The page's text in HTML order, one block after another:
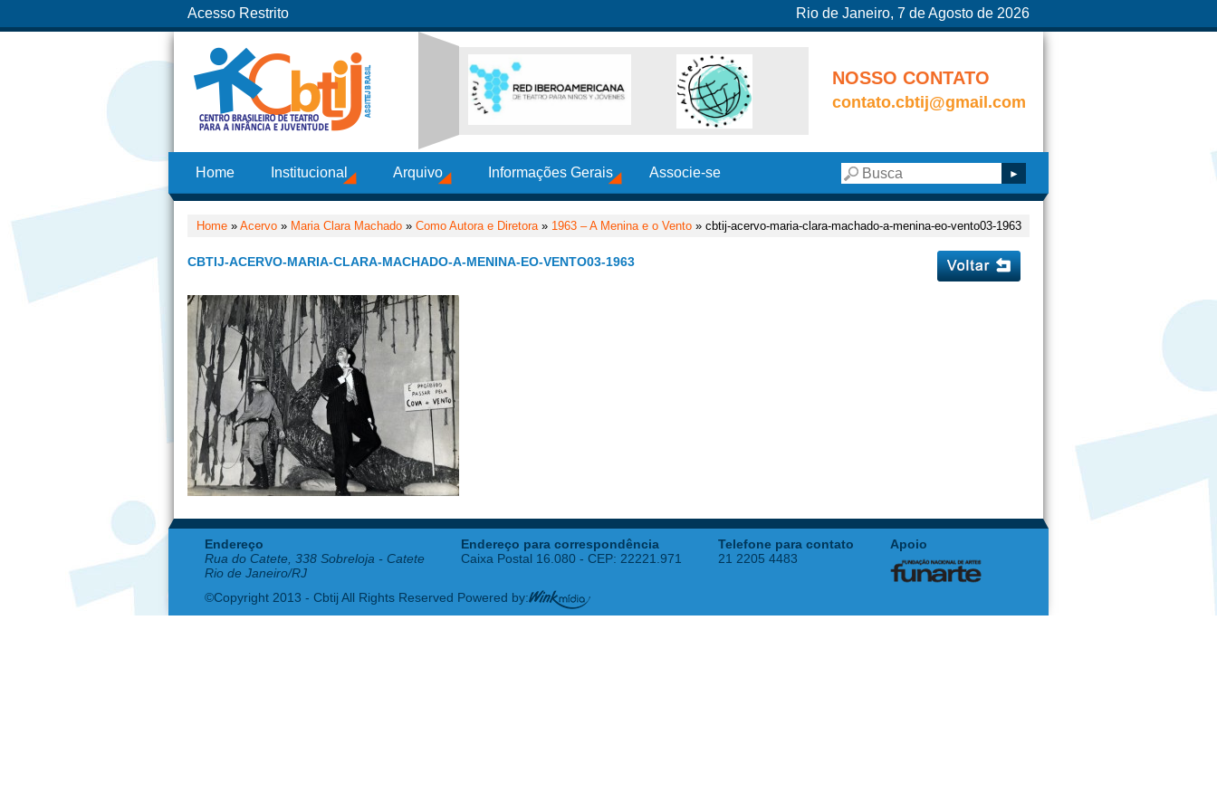
Acesso Restrito Rio de Janeiro, 7 de Agosto de 2026
NOSSO CONTATO
contato.cbtij@gmail.com
Home Institucional Arquivo Informações Gerais Associe-se
Home » Acervo » Maria Clara Machado » Como Autora e Diretora» 1963 – A Menina e o Vento » cbtij-acervo-maria-clara-machado-a-menina-eo-vento03-1963
CBTIJ-ACERVO-MARIA-CLARA-MACHADO-A-MENINA-EO-VENTO03-1963
Endereço
Rua do Catete, 338 Sobreloja - Catete
Rio de Janeiro/RJ
Endereço para correspondência
Caixa Postal 16.080 - CEP: 22221.971
Telefone para contato
21 2205 4483
Apoio
©Copyright 2013 - Cbtij All Rights Reserved Powered by: